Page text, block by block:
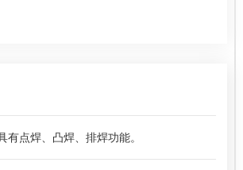
有点焊、凸焊、排焊功能。